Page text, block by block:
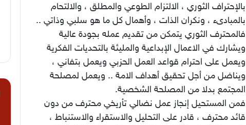
بالإحتراف الثوري ، الالتزام الطوعي والمطلق ، والالتحام
بالمبادىء ، ونكران الذات ، وأهمال كل ما هو سلبي وذاتي ..
فالمحترف الثوري يتمكن من تقديم عمله بجودة عالية
ويشارك في الاعمال الإبداعية والمليئة بالتحديات الفكرية
ويعمل على احترام قواعد العمل الحزبي ويعمل بتفاني ،
ويناضل من أجل تحقيق أهداف الامة .. ويعمل لمصلحة
المجتمع بدلا من المصلحة الشخصية.
فمن المستحيل إنجاز عمل نضالي تأريخي محترف من دون
قائد محترف ، قادر على التحليل والاستقراء والاستنباط ،